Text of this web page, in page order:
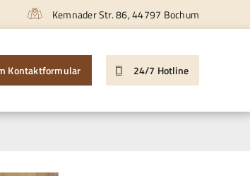
Kemnader Str. 86, 44797 Bochum
Kontaktformular 24/7 Hotline